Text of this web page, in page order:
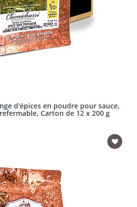
d'épices en poudre pour sauce,
Carton de 12 x 200 g